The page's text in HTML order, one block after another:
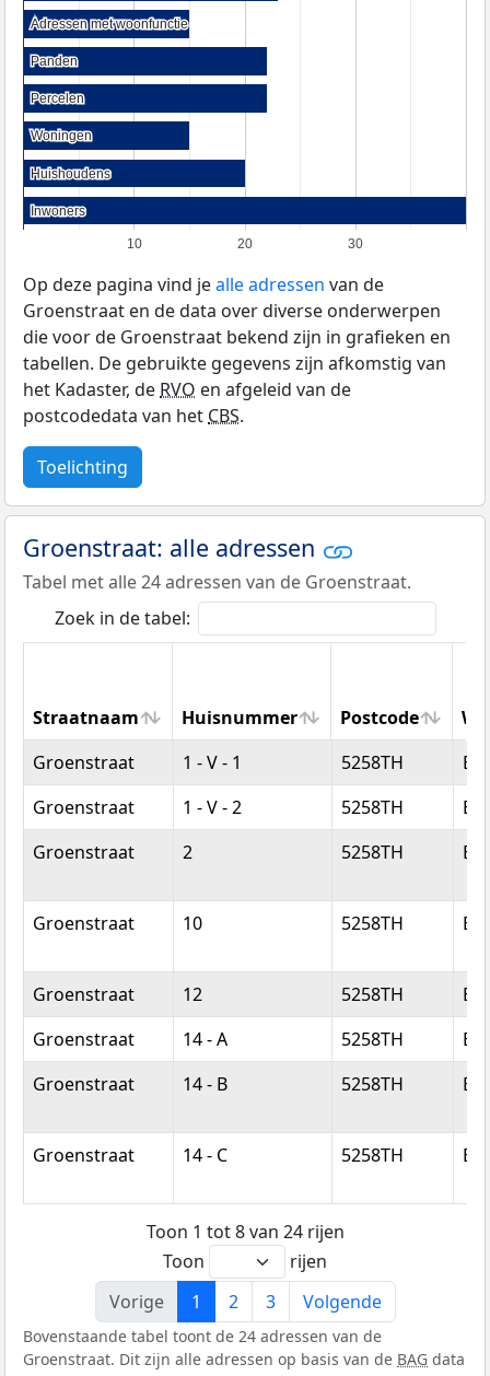
10 20 30
Adressen met woonfunctie
Adressen met woonfunctie
Panden
Panden
Percelen
Percelen
Woningen
Woningen
Huishoudens
Huishoudens
Inwoners
Inwoners
Op deze pagina vind jealle adressen van de
Groenstraat en de data over diverse onderwerpen
die voor de Groenstraat bekend zijn in grafieken en
tabellen. De gebruikte gegevens zijn afkomstig van
het Kadaster, deRVO en afgeleid van de
postcodedata van hetCBS.
Toelichting
Groenstraat: alle adressen
Tabel met alle 24 adressen van de Groenstraat.
Zoek in de tabel:
Straatnaam Huisnummer Postcode
Straatnaam
Huisnummer Postcode
Groenstraat 1 - V - 1 5258TH
Groenstraat
1 - V - 2 5258TH
Groenstraat
2 5258TH
Groenstraat 10 5258TH
Groenstraat 12 5258TH
Groenstraat
14 - A 5258TH
Groenstraat
14 - B 5258TH
Groenstraat 14 - C 5258TH
Toon 1 tot 8 van 24 rijen
Toon
rijen
Vorige
1 2 3 Volgende
Bovenstaande tabel toont de 24 adressen van de
Groenstraat. Dit zijn alle adressen op basis van de BAG data